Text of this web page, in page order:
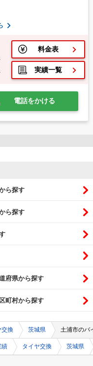
料金表
実績一覧
電話をかける
ら探す
ら探す
イルブレーキ クラッチレバー
Ｐ－２ ＰＡＭＳレギュ装着
レーサー
ー 社外ＣＤＩ装備
車・中古車への一覧はこちら
府県から探す
町村から探す
交換 茨城県 土浦市のバ
績 タイヤ交換 茨城県